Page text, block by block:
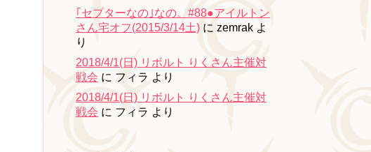
｢セプターなの｣なの。#88●アイルトン
さん宅オフ(2015/3/14土) に zemrak よ
り
2018/4/1(日) リボルト りくさん主催対
戦会 に フィラ より
2018/4/1(日) リボルト りくさん主催対
戦会 に フィラ より